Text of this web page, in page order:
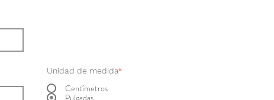
Unidad de medida*
Centímetros
Pulgadas